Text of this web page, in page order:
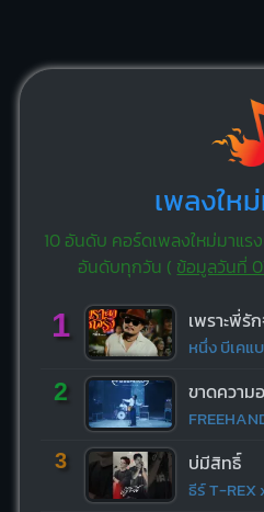
เพลงให
10 อันดับ คอร์ดเพลงใหม่มาแ
อันดับทุกวัน ( ข้อมูลวันที่
1 เพราะพี่รั
หนึ่ง บีเคแ
2 ขาดความ
3 บ่มีสิทธิ์
ธีร์ T-REX